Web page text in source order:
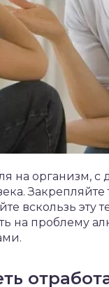
на организм, с
вскользь эту
на проблему